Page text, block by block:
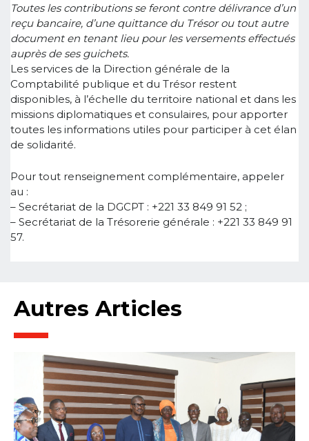
Toutes les contributions se feront contre délivrance d’un
reçu bancaire, d’une quittance du Trésor ou tout autre
document en tenant lieu pour les versements effectués
auprès de ses guichets.
Les services de la Direction générale de la
Comptabilité publique et du Trésor restent
disponibles, à l’échelle du territoire national et dans les
missions diplomatiques et consulaires, pour apporter
toutes les informations utiles pour participer à cet élan
de solidarité.
Pour tout renseignement complémentaire, appeler
au :
– Secrétariat de la DGCPT : +221 33 849 91 52 ;
– Secrétariat de la Trésorerie générale : +221 33 849 91
57.
Autres Articles